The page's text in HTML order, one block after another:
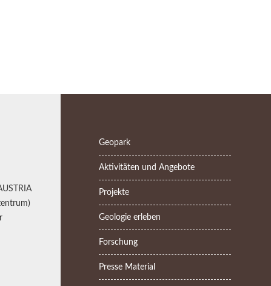
Geopark
Aktivitäten und Angebote
Projekte
Geologie erleben
Forschung
Presse Material